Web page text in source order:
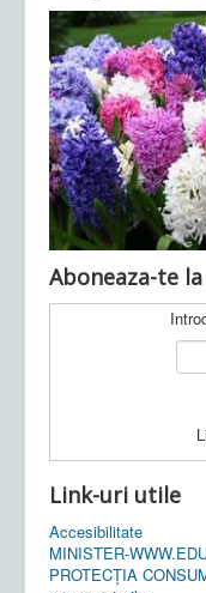
Ultimele articole:
Aboneaza-te
Link-uri utile
Accesibilitate
MINISTER-
PROTECȚIA